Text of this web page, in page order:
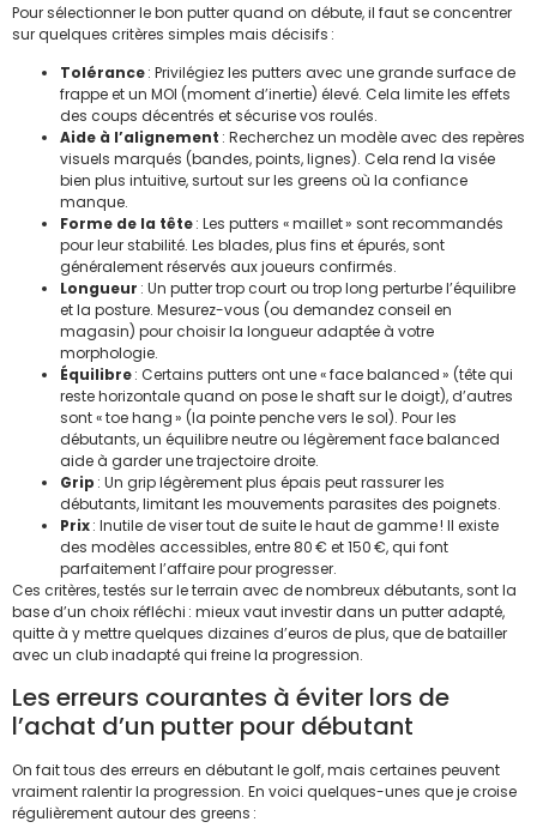
Pour sélectionner le bon putter quand on débute, il faut se concentrer
sur quelques critères simples mais décisifs :
Tolérance: Privilégiez les putters avec une grande surface de
frappe et un MOI (moment d’inertie) élevé. Cela limite les effets
des coups décentrés et sécurise vos roulés.
Aide à l’alignement : Recherchez un modèle avec des repères
visuels marqués (bandes, points, lignes). Cela rend la visée
bien plus intuitive, surtout sur les greens où la confiance
manque.
Forme de la tête: Les putters « maillet » sont recommandés
pour leur stabilité. Les blades, plus fins et épurés, sont
généralement réservés aux joueurs confirmés.
Longueur : Un putter trop court ou trop long perturbe l’équilibre
et la posture. Mesurez-vous (ou demandez conseil en
magasin) pour choisir la longueur adaptée à votre
morphologie.
Équilibre: Certains putters ont une « face balanced » (tête qui
reste horizontale quand on pose le shaft sur le doigt), d’autres
sont « toe hang » (la pointe penche vers le sol). Pour les
débutants, un équilibre neutre ou légèrement face balanced
aide à garder une trajectoire droite.
Grip : Un grip légèrement plus épais peut rassurer les
débutants, limitant les mouvements parasites des poignets.
Prix: Inutile de viser tout de suite le haut de gamme ! Il existe
des modèles accessibles, entre 80 € et 150 €, qui font
parfaitement l’affaire pour progresser.
Ces critères, testés sur le terrain avec de nombreux débutants, sont la
base d’un choix réfléchi : mieux vaut investir dans un putter adapté,
quitte à y mettre quelques dizaines d’euros de plus, que de batailler
avec un club inadapté qui freine la progression.
Les erreurs courantes à éviter lors de
l’achat d’un putter pour débutant
On fait tous des erreurs en débutant le golf, mais certaines peuvent
vraiment ralentir la progression. En voici quelques-unes que je croise
régulièrement autour des greens :